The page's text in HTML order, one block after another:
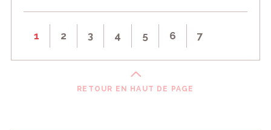
1 2 3 4 5 6 7
RETOUR EN HAUT DE PAGE